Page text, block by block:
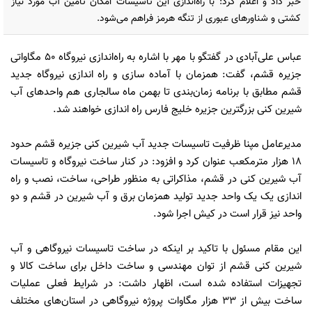
کشتی و شناورهای عبوری از تنگه هرمز فراهم می‌شود.
عباس علی‌آبادی در گفتگو با مهر با اشاره به راه‌اندازی نیروگاه 50 مگاواتی
جزیره قشم، گفت: همزمان با آماده سازی و راه اندازی نیروگاه جدید
قشم مطابق با برنامه زمان‌بندی تا بهمن ماه سالجاری هم واحدهای آب
شیرین کنی بزرگترین جزیره خلیج فارس راه اندازی خواهند شد.
مدیرعامل مپنا ظرفیت تاسیسات جدید آب شیرین کنی جزیره قشم حدود
18 هزار مترمکعب عنوان کرد و افزود: در کنار ساخت نیروگاه و تاسیسات
آب شیرین کنی در قشم، مذاکراتی به منظور طراحی، ساخت، نصب و راه
اندازی یک یک واحد جدید تولید همزمان برق و آب شیرین در قشم و دو
واحد نیز قرار است در کیش اجرا شود.
این مقام مسئول با تاکید بر اینکه در ساخت تاسیسات نیروگاهی و آب
شیرین کنی قشم از توان مهندسی و ساخت داخل برای ساخت کالا و
تجهیزات استفاده شده است، اظهار داشت: در شرایط فعلی عملیات
ساخت بیش از 33 هزار مگاوات پروژه نیروگاهی در استان‌های مختلف